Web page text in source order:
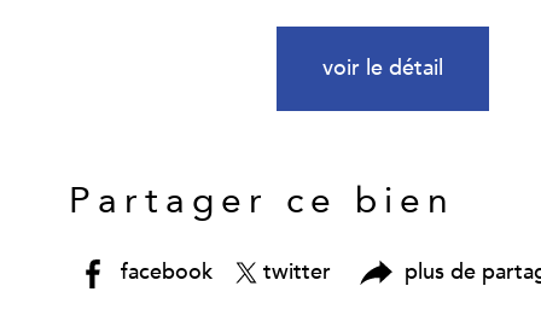
voir le détail
Partager ce bien
facebook twitter plus de